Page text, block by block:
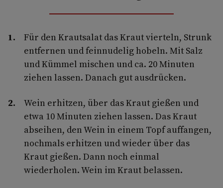
Für den Krautsalat das Kraut vierteln, Strunk
entfernen und feinnudelig hobeln. Mit Salz
und Kümmel mischen und ca. 20 Minuten
ziehen lassen. Danach gut ausdrücken.
Wein erhitzen, über das Kraut gießen und
etwa 10 Minuten ziehen lassen. Das Kraut
abseihen, den Wein in einem Topf auffangen,
nochmals erhitzen und wieder über das
Kraut gießen. Dann noch einmal
wiederholen. Wein im Kraut belassen.